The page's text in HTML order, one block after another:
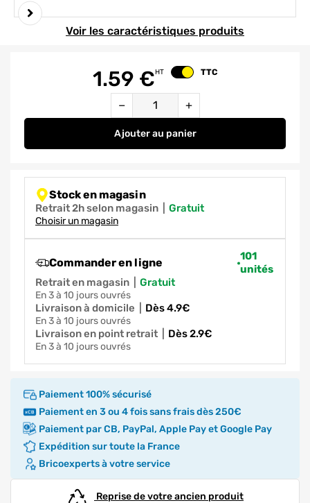
HT Changer le prix
TTC
1.59 €
− +
Ajouterau panier
Boîte d'encastrement étanche 1
Stock en magasin
Retrait 2h selon magasin gratuit
Choisir un magasin
Commander en ligne
101
unités
Retrait en magasin
gratuit
en 3 à 10 jours ouvrés
Livraison à domicile dès 4.9€
en 3 à 10 jours ouvrés
Livraison en point retrait dès 2.9€
en 3 à 10 jours ouvrés
Paiement 100% sécurisé
Paiement en 3 ou 4 fois sans frais dès 250€
Paiement par CB, PayPal, Apple Pay et Google Pay
Expédition sur toute la France
Bricoexperts à votre service
Reprise de votre ancien produit
Element 1 sur 3
Voir les caractéristiques produits